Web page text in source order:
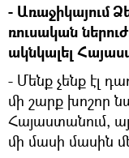
- Առաջիկայում
ռուսական
ակնկալել
- Մենք չենք էլ
մի շարք խոշոր
Հայաստանում,
մի մասի մասին